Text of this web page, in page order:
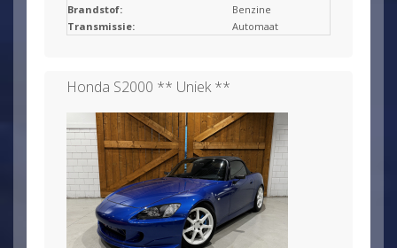
Brandstof:
Benzine
Transmissie:
Automaat
Honda S2000 ** Uniek **